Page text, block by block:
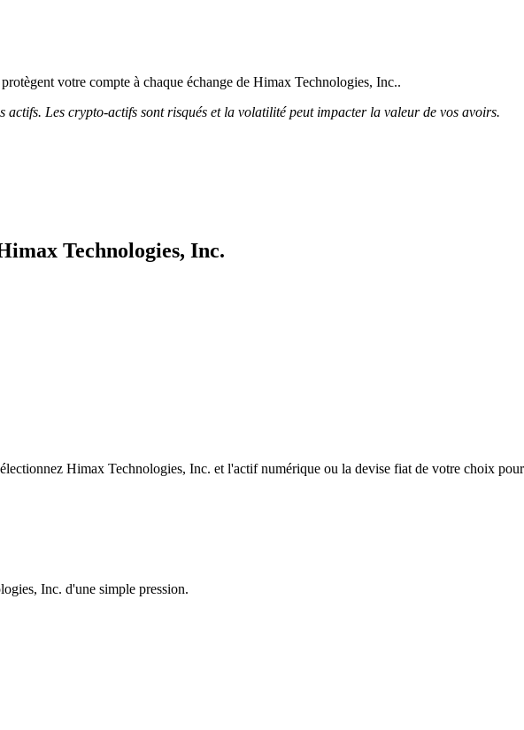
votre compte à chaque échange de Himax Technologies, Inc..
actifs. Les crypto-actifs sont risqués et la volatilité peut impacter la valeur de vos avoirs.
Technologies, Inc.
Himax Technologies, Inc. et l'actif numérique ou la devise fiat de votre choix
Inc. d'une simple pression.